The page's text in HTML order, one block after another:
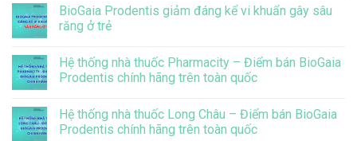
men
vi
sinh
đến
điều
này
luận
ở
Thông
chỉnh
giá
bán
Prodentis
BioGaia Prodentis giảm đáng kể vi khuẩn gây sâu
răng ở trẻ
bình
luận
ở
giảm
đáng
kể
Hệ thống nhà thuốc Pharmacity – Điểm bán BioGaia
Prodentis chính hãng trên toàn quốc
bình
luận
ở
Hệ thống nhà thuốc Long Châu – Điểm bán BioGaia
Prodentis chính hãng trên toàn quốc